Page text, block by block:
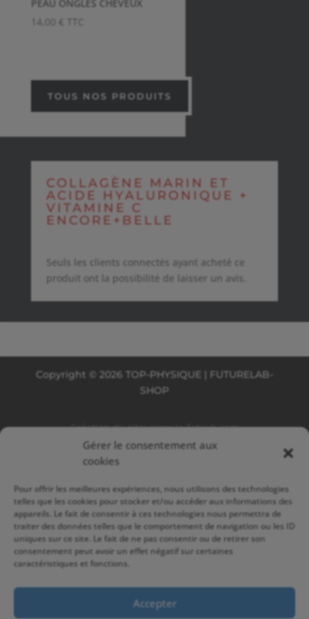
Gérer le consentement aux
cookies
Pour offrir les meilleures expériences, nous utilisons des technologies
telles que les cookies pour stocker et/ou accéder aux informations des
appareils. Le fait de consentir à ces technologies nous permettra de
traiter des données telles que le comportement de navigation ou les ID
uniques sur ce site. Le fait de ne pas consentir ou de retirer son
consentement peut avoir un effet négatif sur certaines
caractéristiques et fonctions.
Accepter
PEAU ONGLES CHEVEUX
14,00 € TTC
TOUS NOS PRODUITS
COLLAGÈNE MARIN ET
ACIDE HYALURONIQUE +
VITAMINE C
ENCORE+BELLE
Seuls les clients connectés ayant acheté ce
produit ont la possibilité de laisser un avis.
Copyright © 2026 TOP-PHYSIQUE | FUTURELAB-
SHOP
Création du site:www.la-fabryk.com